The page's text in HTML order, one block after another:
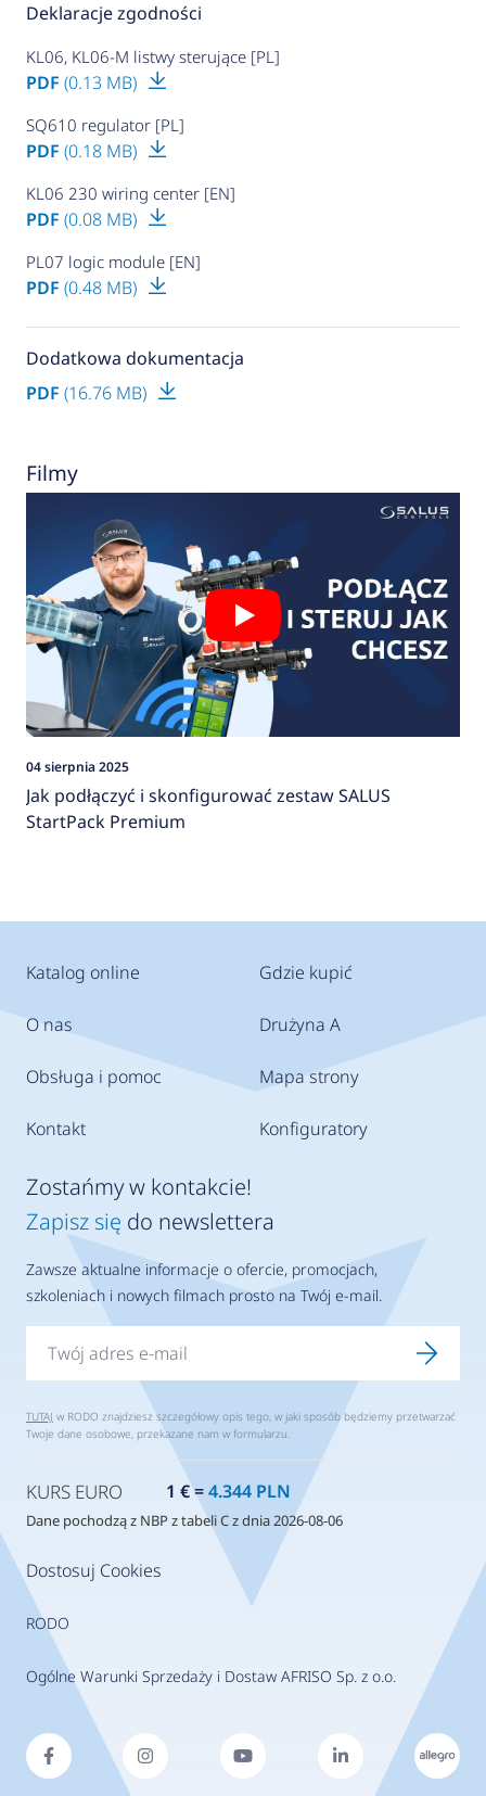
Deklaracje zgodności
KL06, KL06-M listwy sterujące [PL]
PDF (0.13 MB)
SQ610 regulator [PL]
PDF (0.18 MB)
KL06 230 wiring center [EN]
PDF (0.08 MB)
PL07 logic module [EN]
PDF (0.48 MB)
Dodatkowa dokumentacja
PDF (16.76 MB)
Filmy
04 sierpnia 2025
Jak podłączyć i skonfigurować zestaw SALUS
StartPack Premium
Katalog online
O nas
Obsługa i pomoc
Kontakt
Gdzie kupić
Drużyna A
Mapa strony
Konfiguratory
Dostosuj Cookies
RODO
Ogólne Warunki Sprzedaży i Dostaw AFRISO Sp. z o.o.
Zostańmy w kontakcie!
Zapisz się do newslettera
Zawsze aktualne informacje o ofercie, promocjach,
szkoleniach i nowych filmach prosto na Twój e-mail.
TUTAJ w RODO znajdziesz szczegółowy opis tego, w jaki sposób będziemy przetwarzać
Twoje dane osobowe, przekazane nam w formularzu.
KURS EURO 1 € =4.344 PLN
Dane pochodzą z NBP z tabeli C z dnia 2026-08-06